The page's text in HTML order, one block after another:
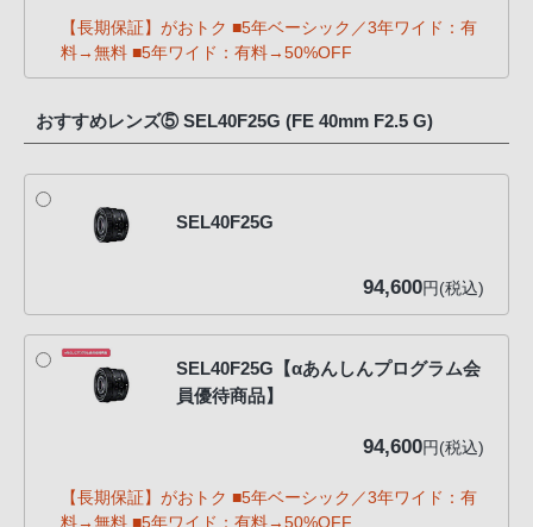
【長期保証】がおトク ■5年ベーシック／3年ワイド：有
料→無料 ■5年ワイド：有料→50%OFF
おすすめレンズ⑤ SEL40F25G (FE 40mm F2.5 G)
SEL40F25G
94,600円(税込)
SEL40F25G【αあんしんプログラム会
員優待商品】
94,600円(税込)
【長期保証】がおトク ■5年ベーシック／3年ワイド：有
料→無料 ■5年ワイド：有料→50%OFF